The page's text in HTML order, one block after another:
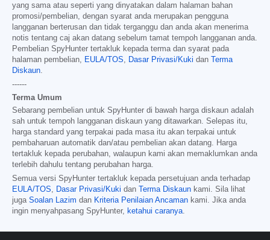
yang sama atau seperti yang dinyatakan dalam halaman bahan
promosi/pembelian, dengan syarat anda merupakan pengguna
langganan berterusan dan tidak terganggu dan anda akan menerima
notis tentang caj akan datang sebelum tamat tempoh langganan anda.
Pembelian SpyHunter tertakluk kepada terma dan syarat pada
halaman pembelian,
EULA/TOS Dasar Privasi/Kuki dan Terma
Diskaun
------
Terma Umum
Sebarang pembelian untuk SpyHunter di bawah harga diskaun adalah
sah untuk tempoh langganan diskaun yang ditawarkan. Selepas itu,
harga standard yang terpakai pada masa itu akan terpakai untuk
pembaharuan automatik dan/atau pembelian akan datang. Harga
tertakluk kepada perubahan, walaupun kami akan memaklumkan anda
terlebih dahulu tentang perubahan harga.
Semua versi SpyHunter tertakluk kepada persetujuan anda terhadap
EULA/TOS
Dasar Privasi/Kuki dan Terma Diskaun kami. Sila lihat
juga Soalan Lazim dan Kriteria Penilaian Ancaman kami. Jika anda
ingin menyahpasang SpyHunter,
ketahui caranya